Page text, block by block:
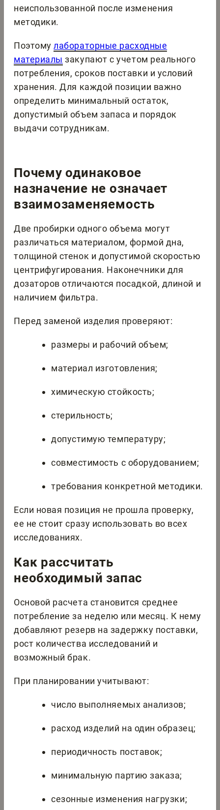
неиспользованной после изменения
методики.
Поэтомулабораторные расходные
материалы закупают с учетом реального
потребления, сроков поставки и условий
хранения. Для каждой позиции важно
определить минимальный остаток,
допустимый объем запаса и порядок
выдачи сотрудникам.
Почему одинаковое
назначение не означает
взаимозаменяемость
Две пробирки одного объема могут
различаться материалом, формой дна,
толщиной стенок и допустимой скоростью
центрифугирования. Наконечники для
дозаторов отличаются посадкой, длиной и
наличием фильтра.
Перед заменой изделия проверяют:
размеры и рабочий объем;
материал изготовления;
химическую стойкость;
стерильность;
допустимую температуру;
совместимость с оборудованием;
требования конкретной методики.
Если новая позиция не прошла проверку,
ее не стоит сразу использовать во всех
исследованиях.
Как рассчитать
необходимый запас
Основой расчета становится среднее
потребление за неделю или месяц. К нему
добавляют резерв на задержку поставки,
рост количества исследований и
возможный брак.
При планировании учитывают:
число выполняемых анализов;
расход изделий на один образец;
периодичность поставок;
минимальную партию заказа;
сезонные изменения нагрузки;